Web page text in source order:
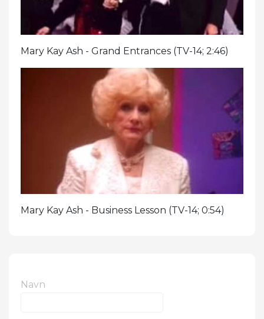
Mary Kay Ash - Grand Entrances (TV-14; 2:46)
Mary Kay Ash - Business Lesson (TV-14; 0:54)
Navn